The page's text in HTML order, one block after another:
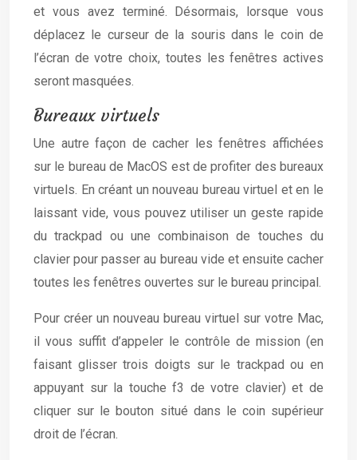
et vous avez terminé. Désormais, lorsque vous
déplacez le curseur de la souris dans le coin de
l’écran de votre choix, toutes les fenêtres actives
seront masquées.
Bureaux virtuels
Une autre façon de cacher les fenêtres affichées
sur le bureau de MacOS est de profiter des bureaux
virtuels. En créant un nouveau bureau virtuel et en le
laissant vide, vous pouvez utiliser un geste rapide
du trackpad ou une combinaison de touches du
clavier pour passer au bureau vide et ensuite cacher
toutes les fenêtres ouvertes sur le bureau principal.
Pour créer un nouveau bureau virtuel sur votre Mac,
il vous suffit d’appeler le contrôle de mission (en
faisant glisser trois doigts sur le trackpad ou en
appuyant sur la touche f3 de votre clavier) et de
cliquer sur le bouton situé dans le coin supérieur
droit de l’écran.